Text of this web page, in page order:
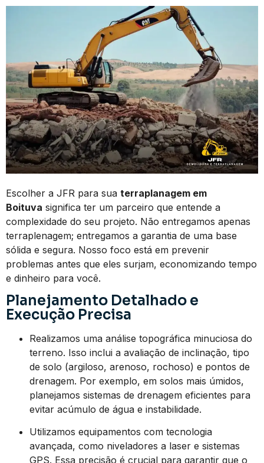
Escolher a JFR para sua terraplanagem em
Boituva significa ter um parceiro que entende a
complexidade do seu projeto. Não entregamos apenas
terraplenagem; entregamos a garantia de uma base
sólida e segura. Nosso foco está em prevenir
problemas antes que eles surjam, economizando tempo
e dinheiro para você.
Planejamento Detalhado e
Execução Precisa
Realizamos uma análise topográfica minuciosa do
terreno. Isso inclui a avaliação de inclinação, tipo
de solo (argiloso, arenoso, rochoso) e pontos de
drenagem. Por exemplo, em solos mais úmidos,
planejamos sistemas de drenagem eficientes para
evitar acúmulo de água e instabilidade.
Utilizamos equipamentos com tecnologia
avançada, como niveladores a laser e sistemas
GPS. Essa precisão é crucial para garantir que o